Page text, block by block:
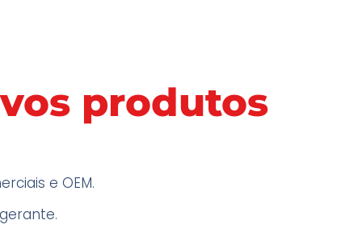
produtos
e OEM.